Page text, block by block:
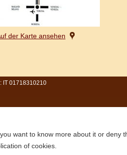
der Karte ansehen
IT 01718310210
want to know more about it or deny
of cookies.